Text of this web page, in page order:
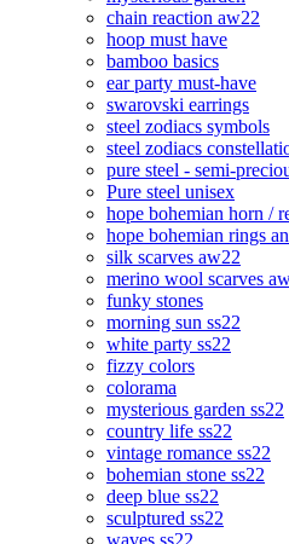
chain reaction aw22
hoop must have
bamboo basics
ear party must-have
swarovski earrings
steel zodiacs symbols
steel zodiacs
pure steel - semi-
Pure steel unisex
hope bohemian horn /
hope bohemian rings
silk scarves aw22
merino wool scarves
funky stones
morning sun ss22
white party ss22
fizzy colors
colorama
mysterious garden ss22
country life ss22
vintage romance ss22
bohemian stone ss22
deep blue ss22
sculptured ss22
waves ss22